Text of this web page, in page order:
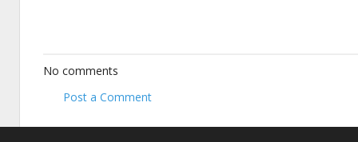
No comments
Post a Comment